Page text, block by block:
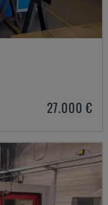
27.000 €